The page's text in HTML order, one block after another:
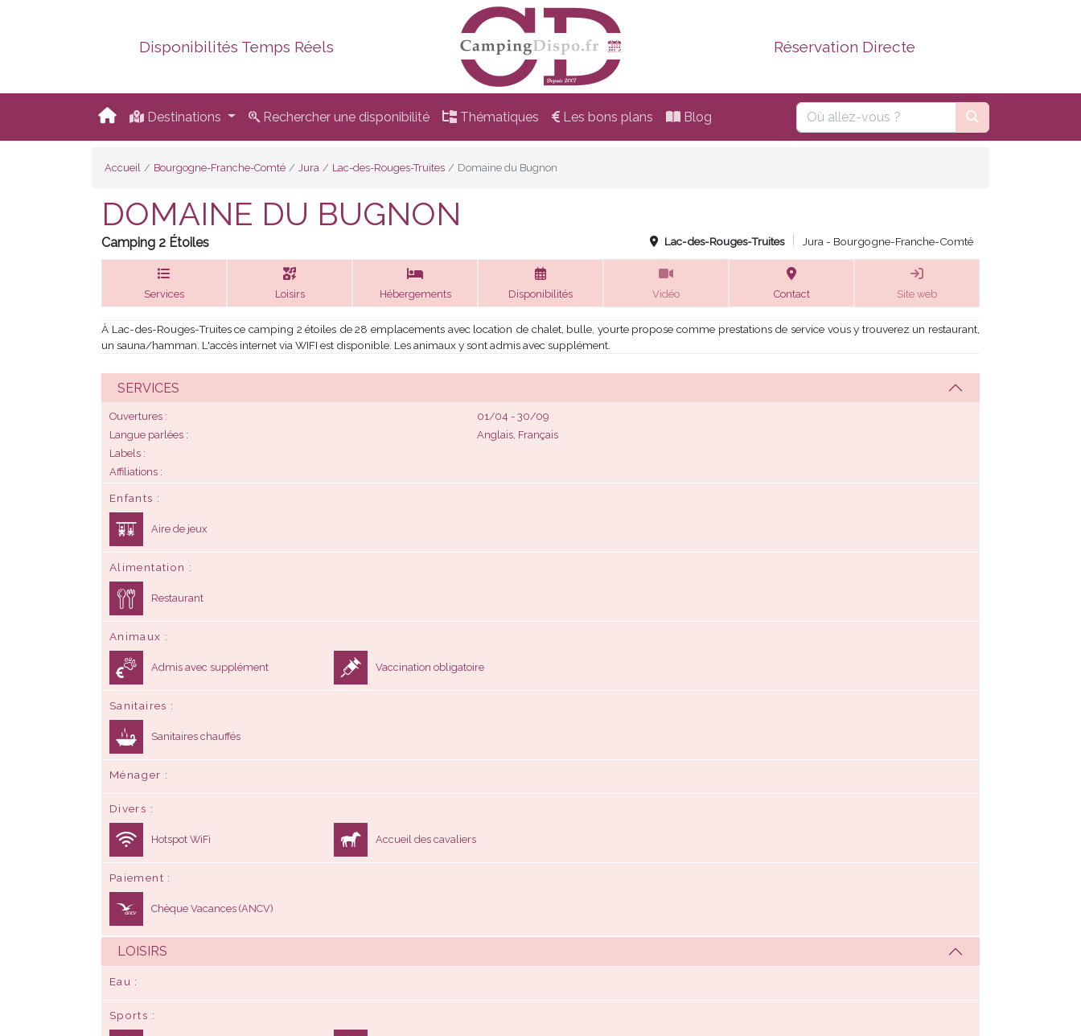
Disponibilités Temps Réels Réservation Directe
Destinations Rechercher une disponibilité Thématiques Les bons plans Blog
Accueil Bourgogne-Franche-Comté Jura Lac-des-Rouges-Truites Domaine du Bugnon
DOMAINE DU BUGNON
Camping 2 Étoiles Lac-des-Rouges-Truites Jura - Bourgogne-Franche-Comté
Services Loisirs Hébergements Disponibilités Vidéo Contact Site web
À Lac-des-Rouges-Truites ce camping 2 étoiles de 28 emplacements avec location de chalet, bulle, yourte propose comme prestations de service vous y trouverez un restaurant,
un sauna/hamman. L'accès internet via WIFI est disponible. Les animaux y sont admis avec supplément.
SERVICES
Ouvertures
01/04 - 30/09
Langue parlées
Anglais, Français
Labels
Affiliations
Enfants
Aire de jeux
Alimentation
Restaurant
Animaux
Admis avec supplément Vaccination obligatoire
Sanitaires
Sanitaires chauffés
Ménager
Divers
Hotspot WiFi Accueil des cavaliers
Paiement
Chèque Vacances (ANCV)
LOISIRS
Eau
Sports